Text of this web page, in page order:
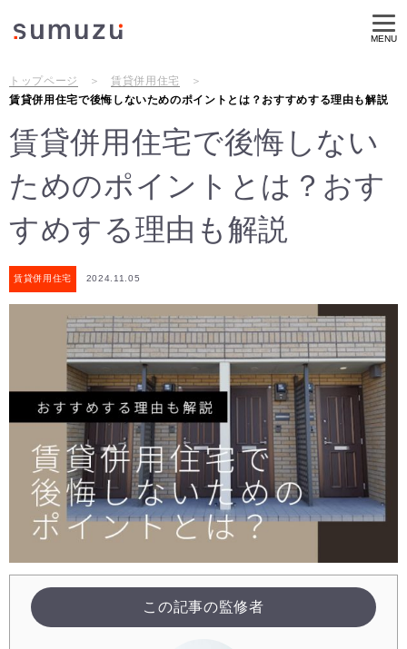
MENU
トップページ
賃貸併用住宅
賃貸併用住宅で後悔しないためのポイントとは？おすすめする理由も解説
賃貸併用住宅で後悔しない
ためのポイントとは？おす
すめする理由も解説
賃貸併用住宅 2024.11.05
この記事の監修者